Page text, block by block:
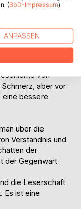
Krankenhaus
der Gärtnerei
hat sie
von
aber vor
eine bessere
über die
Verständnis und
der
der Gegenwart
die Leserschaft
Es ist eine
(BoD-Impressum)
ANPASSEN